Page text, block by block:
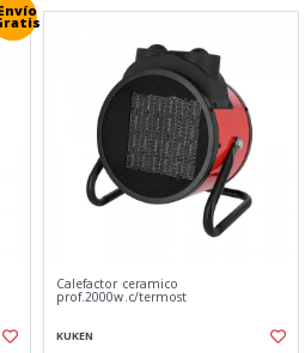
Calefactor ceramico
prof.2000w.c/termost
KUKEN